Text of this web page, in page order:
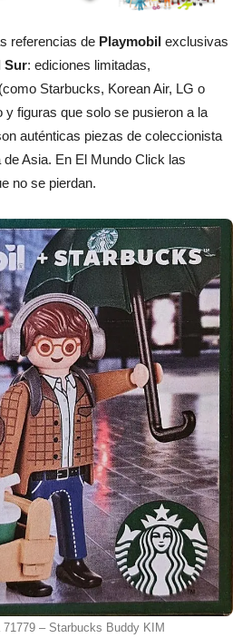
referencias de Playmobil exclusivas
Sur: ediciones limitadas,
Starbucks, Korean Air, LG o
figuras que solo se pusieron a la
auténticas piezas de coleccionista
Asia. En El Mundo Click las
no se pierdan.
71779 – Starbucks Buddy KIM